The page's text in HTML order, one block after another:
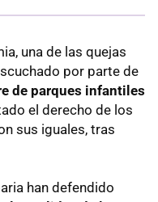
una de las quejas
por parte de
de parques infantiles
el derecho de los
sus iguales, tras
han defendido